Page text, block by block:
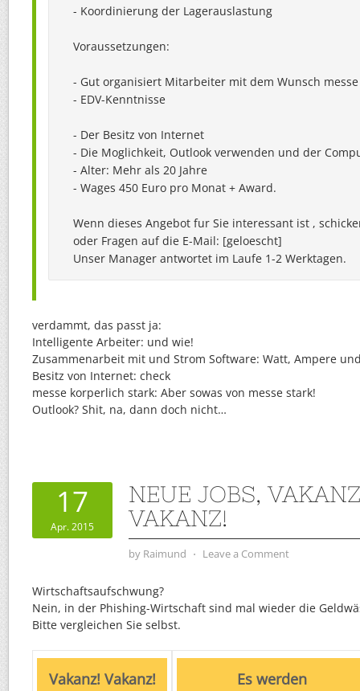
- Koordinierung der Lagerauslastung
Voraussetzungen:
- Gut organisiert Mitarbeiter mit dem Wunsch
- EDV-Kenntnisse
- Der Besitz von Internet
- Die Moglichkeit, Outlook verwenden und der
- Alter: Mehr als 20 Jahre
- Wages 450 Euro pro Monat + Award.
Wenn dieses Angebot fur Sie interessant ist ,
oder Fragen auf die E-Mail: [geloescht]
verdammt, das passt ja:
Intelligente Arbeiter: und wie!
Zusammenarbeit mit und Strom Software: Watt, Ampere
Besitz von Internet: check
messe korperlich stark: Aber sowas von messe stark!
Outlook? Shit, na, dann doch nicht…
17
Apr. 2015
NEUE JOBS,
VAKANZ!
by Raimund ⋅ Leave a Comment
Wirtschaftsaufschwung?
Nein, in der Phishing-Wirtschaft sind mal wieder die
Bitte vergleichen Sie selbst.
Vakanz! Vakanz!
Es werden